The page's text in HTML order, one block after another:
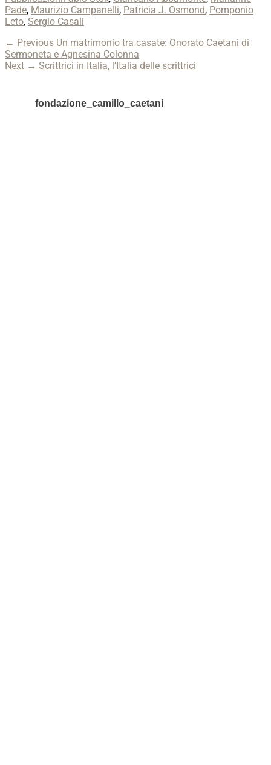
Pade, Maurizio Campanelli, Patricia J. Osmond, Pomponio
Leto, Sergio Casali
Navigazione
articoli
← Previous Previous
post:
Un matrimonio tra casate: Onorato Caetani di
Sermoneta e Agnesina Colonna
Next → Next
Scrittrici in Italia, l’Italia delle scrittrici
fondazione_camillo_caetani